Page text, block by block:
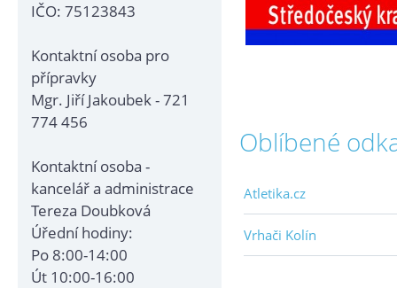
IČO: 75123843
Kontaktní osoba pro
přípravky
Mgr. Jiří Jakoubek - 721
774 456
Kontaktní osoba -
kancelář a administrace
Tereza Doubková
Úřední hodiny:
Po 8:00-14:00
Út 10:00-16:00
Oblíbené
Atletika.cz
Vrhači Kolín